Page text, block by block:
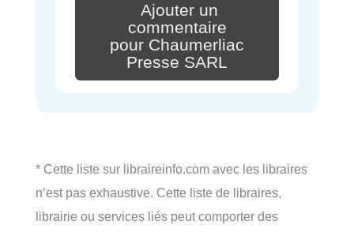
Ajouter un
commentaire
pour Chaumerliac
Presse SARL
* Cette liste sur libraireinfo.com avec les libraires
n’est pas exhaustive. Cette liste de libraires,
librairie ou services liés peut comporter des